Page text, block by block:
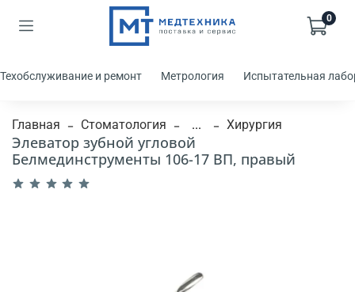
0
Техобслуживание и ремонт Метрология Испытательная
Главная Стоматология ... Хирургия
Элеватор зубной угловой
Белмединструменты 106-17 ВП, правый